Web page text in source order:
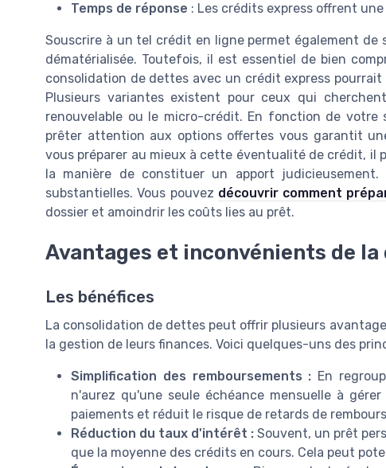
Temps de réponse : Les crédits express offrent
Souscrire à un tel crédit en ligne permet également de
dématérialisée. Toutefois, il est essentiel de bien
consolidation de dettes avec un crédit express
Plusieurs variantes existent pour ceux qui
renouvelable ou le micro-crédit. En fonction de
prêter attention aux options offertes vous garantit
vous préparer au mieux à cette éventualité de crédit, il
la manière de constituer un apport
substantielles. Vous pouvez découvrir comment
dossier et amoindrir les coûts lies au prêt.
Avantages et inconvénients de
Les bénéfices
La consolidation de dettes peut offrir plusieurs
la gestion de leurs finances. Voici quelques-uns des
Simplification des remboursements : En
n'aurez qu'une seule échéance mensuelle à
paiements et réduit le risque de retards de
Réduction du taux d'intérêt : Souvent, un prêt
que la moyenne des crédits en cours. Cela peut